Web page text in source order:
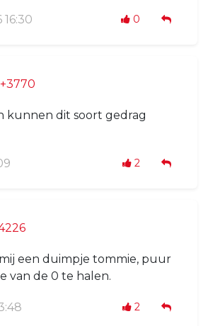
0
+3770
kunnen dit soort gedrag
2
een duimpje tommie, puur
van de 0 te halen.
2